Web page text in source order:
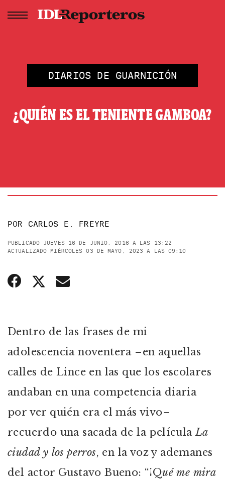
DIARIOS DE GUARNICIÓN
¿QUIÉN ES EL TENIENTE GAMBOA?
POR CARLOS E. FREYRE
PUBLICADO JUEVES 16 DE JUNIO, 2016 A LAS 13:22
ACTUALIZADO MIÉRCOLES 03 DE MAYO, 2023 A LAS 09:10
Dentro de las frases de mi
adolescencia noventera –en aquellas
calles de Lince en las que los escolares
andaban en una competencia diaria
por ver quién era el más vivo–
recuerdo una sacada de la películaLa
ciudad y los perros, en la voz y ademanes
del actor Gustavo Bueno: “¡Qué me mira